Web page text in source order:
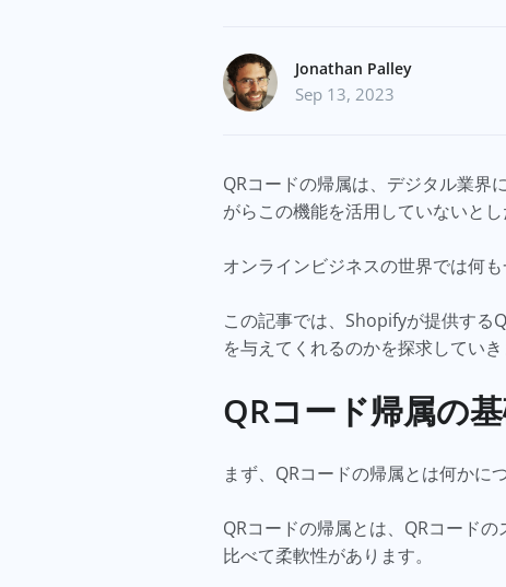
Jonathan Palley
Sep 13, 2023
QRコードの帰属は、デジタル業界
がらこの機能を活用していないと
オンラインビジネスの世界では何
この記事では、Shopifyが提供する
を与えてくれるのかを探求していき
QRコード帰属の
まず、QRコードの帰属とは何かに
QRコードの帰属とは、QRコード
比べて柔軟性があります。